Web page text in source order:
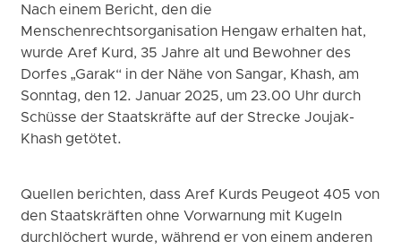
Nach einem Bericht, den die
Menschenrechtsorganisation Hengaw erhalten hat,
wurde Aref Kurd, 35 Jahre alt und Bewohner des
Dorfes „Garak“ in der Nähe von Sangar, Khash, am
Sonntag, den 12. Januar 2025, um 23.00 Uhr durch
Schüsse der Staatskräfte auf der Strecke Joujak-
Khash getötet.
Quellen berichten, dass Aref Kurds Peugeot 405 von
den Staatskräften ohne Vorwarnung mit Kugeln
durchlöchert wurde, während er von einem anderen